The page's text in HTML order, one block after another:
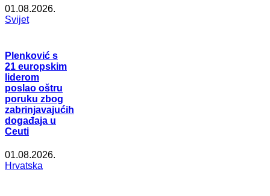
01.08.2026.
Svijet
Plenković s
21 europskim
liderom
poslao oštru
poruku zbog
zabrinjavajućih
događaja u
Ceuti
01.08.2026.
Hrvatska